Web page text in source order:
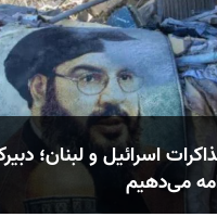
اسرائیل و لبنان؛
می‌دهیم